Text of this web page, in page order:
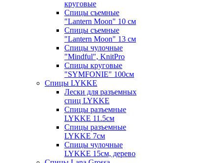
круговые
Спицы съемные
"Lantern Moon" 10 см
Спицы съемные
"Lantern Moon" 13 см
Спицы чулочные
"Mindful", KnitPro
Спицы круговые
"SYMFONIE" 100см
Спицы LYKKE
Лески для разъемных
спиц LYKKE
Спицы разъемные
LYKKE 11.5см
Спицы разъемные
LYKKE 7см
Спицы чулочные
LYKKE 15см, дерево